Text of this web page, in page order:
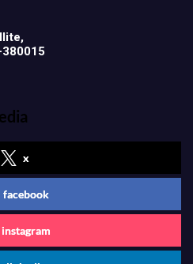
x
facebook
instagram